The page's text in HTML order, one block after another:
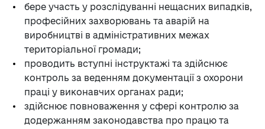
бере участь у розслідуванні нещасних випадків,
професійних захворювань та аварій на
виробництві в адміністративних межах
територіальної громади;
проводить вступні інструктажі та здійснює
контроль за веденням документації з охорони
праці у виконавчих органах ради;
здійснює повноваження у сфері контролю за
додержанням законодавства про працю та